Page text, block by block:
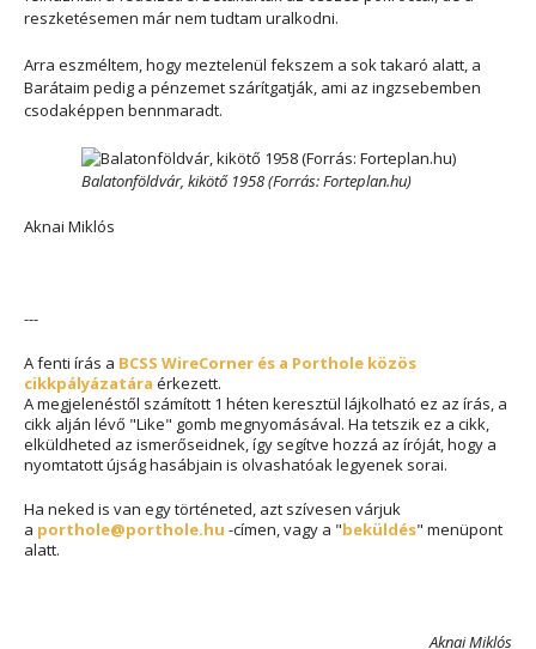
reszketésemen már nem tudtam uralkodni.
Arra eszméltem, hogy meztelenül fekszem a sok takaró alatt, a
Barátaim pedig a pénzemet szárítgatják, ami az ingzsebemben
csodaképpen bennmaradt.
Balatonföldvár, kikötő 1958 (Forrás: Forteplan.hu)
Aknai Miklós
---
A fenti írás a BCSS WireCorner és a Porthole közös
cikkpályázatára érkezett.
A megjelenéstől számított 1 héten keresztül lájkolható ez az írás, a
cikk alján lévő "Like" gomb megnyomásával. Ha tetszik ez a cikk,
elküldheted az ismerőseidnek, így segítve hozzá az íróját, hogy a
nyomtatott újság hasábjain is olvashatóak legyenek sorai.
Ha neked is van egy történeted, azt szívesen várjuk
a porthole@porthole.hu -címen, vagy a "beküldés" menüpont
alatt.
Aknai Miklós